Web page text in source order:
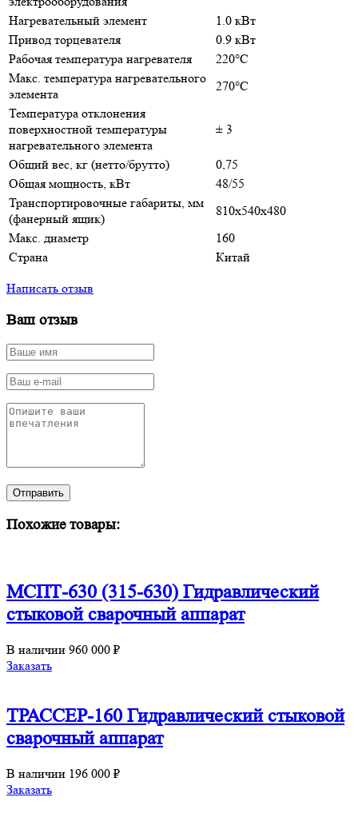
Нагревательный элемент
1.0 кВт
Привод торцевателя
0.9 кВт
Рабочая температура нагревателя
220°С
Макс. температура нагревательного
элемента
270°С
Температура отклонения
поверхностной температуры
нагревательного элемента
± 3
Общий вес, кг (нетто/брутто)
0,75
Общая мощность, кВт
48/55
Транспортировочные габариты, мм
(фанерный ящик)
810х540х480
Макс. диаметр
160
Страна
Китай
Написать отзыв
Ваш отзыв
Отправить
Похожие товары:
МСПТ-630 (315-630) Гидравлический
стыковой сварочный аппарат
В наличии 960 000 ₽
Заказать
ТРАССЕР-160 Гидравлический стыковой
сварочный аппарат
В наличии 196 000 ₽
Заказать